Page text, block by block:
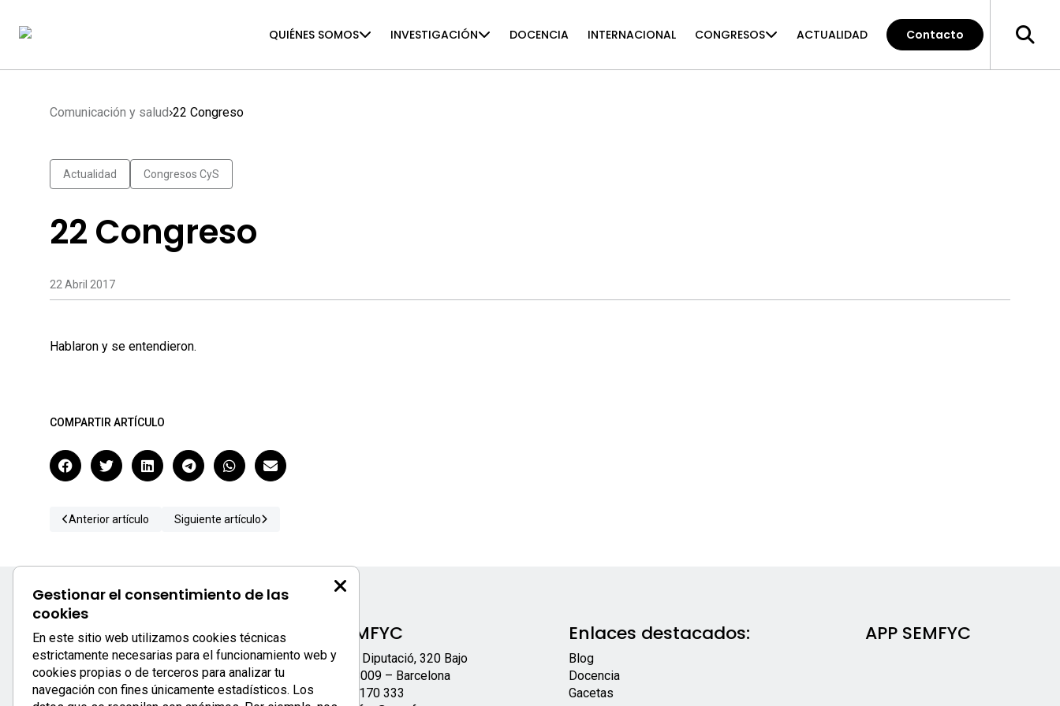
QUIÉNES SOMOS INVESTIGACIÓN DOCENCIA INTERNACIONAL CONGRESOS ACTUALIDAD Contacto
Comunicación y salud 22 Congreso
Actualidad Congresos CyS
22 Congreso
22 Abril 2017
Hablaron y se entendieron.
COMPARTIR ARTÍCULO
Anterior artículo Siguiente artículo
Gestionar el consentimiento de las
cookies
En este sitio web utilizamos cookies técnicas
estrictamente necesarias para el funcionamiento web y
cookies propias o de terceros para analizar tu
navegación con fines únicamente estadísticos. Los
SEMFYC
c/ Diputació, 320 Bajo
08009 – Barcelona
933 170 333
Enlaces destacados:
Blog
Docencia
Gacetas
APP SEMFYC